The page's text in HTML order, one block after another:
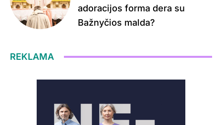
adoracijos forma dera su
Bažnyčios malda?
REKLAMA